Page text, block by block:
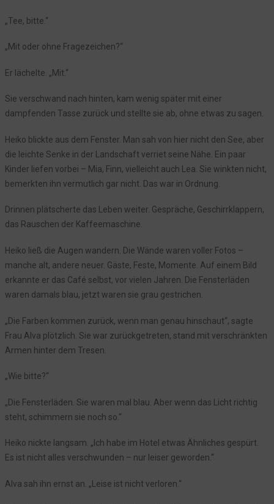
Episode 45: Die Fahrt ins Unbekannte
Episode 44: Die Spur auf dem See
Episode 42: Der Blick durch das Fernrohr
Episode 41: Die Spur im Hafen
Episode 40: Die Karte der Vergangenheit
Episode 38: Der Kompass des Vergessens
Episode 37: Der Fund am Morgen
Episode 36: Die Botschaft aus der Tiefe
Episode 35: Das Licht im Wasser
Episode 34: Grenzen und Konsequenzen
Episode 32: Ein Tag in Sankelmark
Episode 31: Das Geheimnis im Schilf
Episode 30: Zwischen Alltag und Ungewissheit
Was bisher geschah - was geschehen wird
Episode 29: Das Grollen aus der Tiefe
Episode 28: Das Echo aus der Tiefe
Jonas und sein Geheimnis
Episode 26: Schatten über dem See
Episode 24: Die Warnung aus der Tiefe
Episode 23: Anna und die Stimmen der Vergangenheit
Zwischenerzählung: Anna und der Ruf des Seeblick
„Tee, bitte.“
„Mit oder ohne Fragezeichen?“
Er lächelte. „Mit.“
Sie verschwand nach hinten, kam wenig später mit einer
dampfenden Tasse zurück und stellte sie ab, ohne etwas zu sagen.
Heiko blickte aus dem Fenster. Man sah von hier nicht den See, aber
die leichte Senke in der Landschaft verriet seine Nähe. Ein paar
Kinder liefen vorbei – Mia, Finn, vielleicht auch Lea. Sie winkten nicht,
bemerkten ihn vermutlich gar nicht. Das war in Ordnung.
Drinnen plätscherte das Leben weiter. Gespräche, Geschirrklappern,
das Rauschen der Kaffeemaschine.
Heiko ließ die Augen wandern. Die Wände waren voller Fotos –
manche alt, andere neuer. Gäste, Feste, Momente. Auf einem Bild
erkannte er das Café selbst, vor vielen Jahren. Die Fensterläden
waren damals blau, jetzt waren sie grau gestrichen.
„Die Farben kommen zurück, wenn man genau hinschaut“, sagte
Frau Alva plötzlich. Sie war zurückgetreten, stand mit verschränkten
Armen hinter dem Tresen.
„Wie bitte?“
„Die Fensterläden. Sie waren mal blau. Aber wenn das Licht richtig
steht, schimmern sie noch so.“
Heiko nickte langsam. „Ich habe im Hotel etwas Ähnliches gespürt.
Es ist nicht alles verschwunden – nur leiser geworden.“
Alva sah ihn ernst an. „Leise ist nicht verloren.“